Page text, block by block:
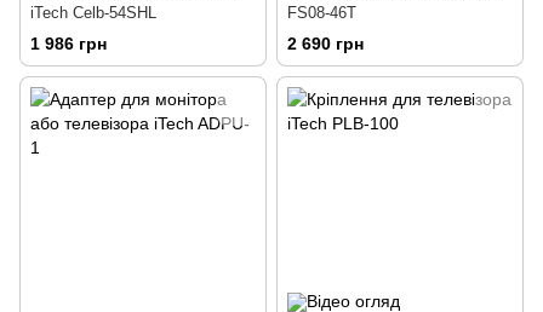
iTech Celb-54SHL
1 986 грн
FS08-46T
2 690 грн